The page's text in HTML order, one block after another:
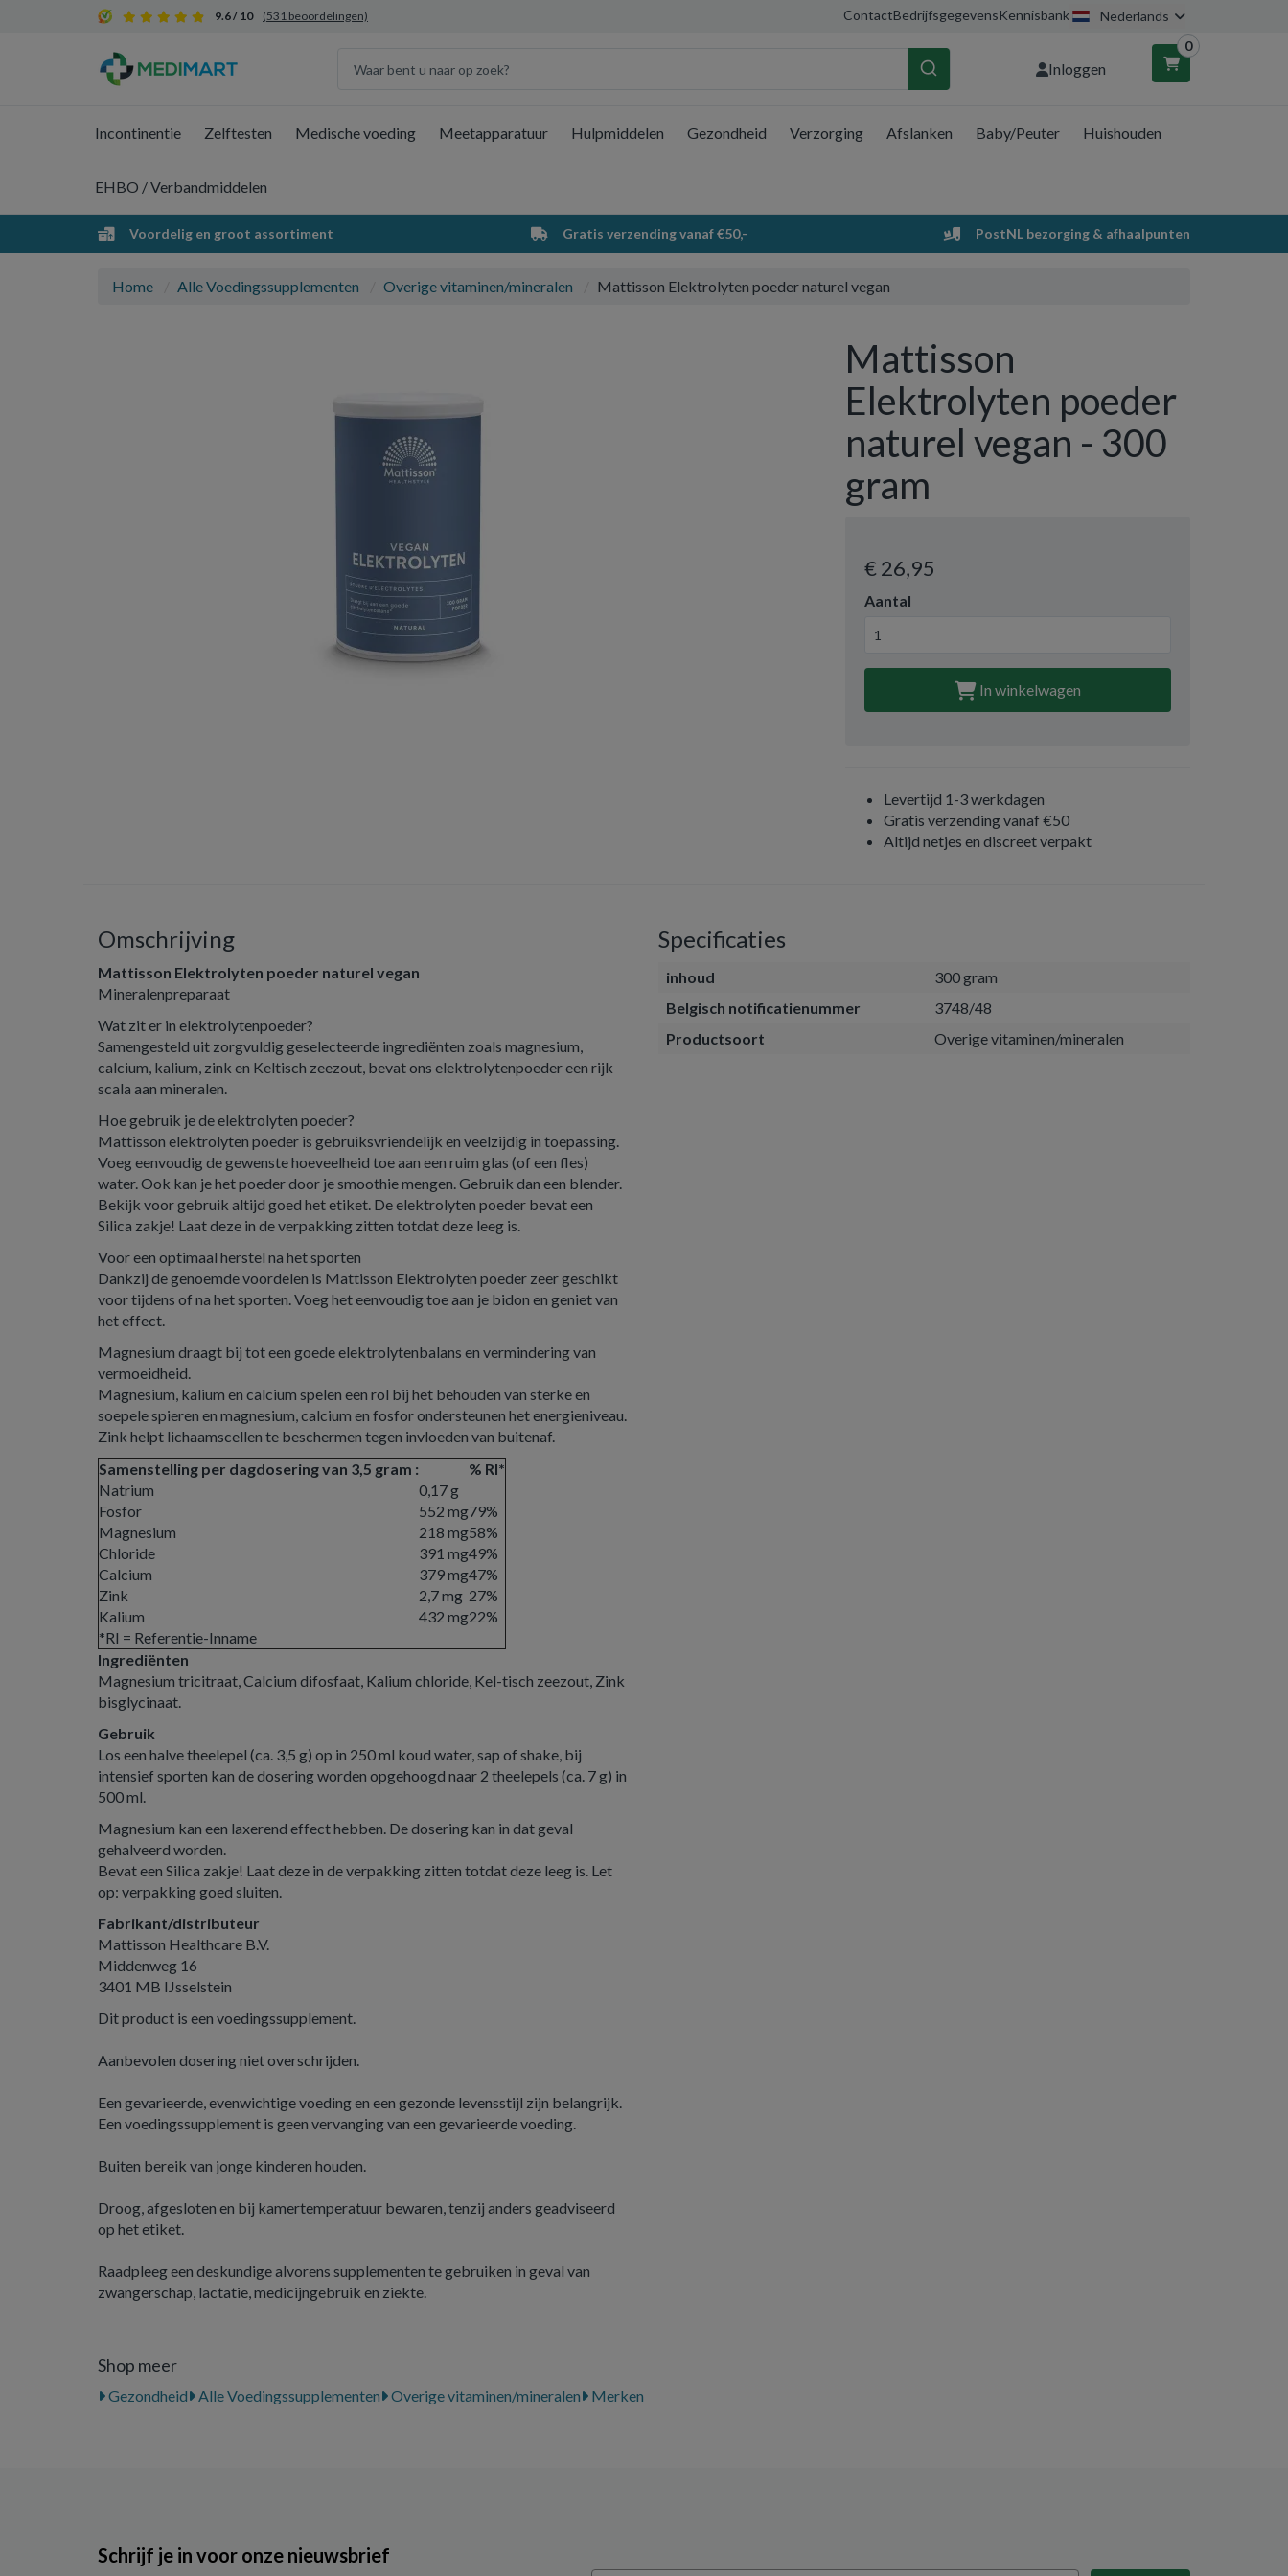
9.6 / 10 (531 beoordelingen) ContactBedrijfsgegevensKennisbank Nederlands
Inloggen
0
Winkelwagen
Uw winkelwagen is leeg.
Vul hem met producten.
Incontinentie Zelftesten Medische voeding Meetapparatuur Hulpmiddelen Gezondheid Verzorging Afslanken Baby/Peuter Huishouden
EHBO / Verbandmiddelen
Voordelig en groot assortiment Gratis verzending vanaf €50,- PostNL bezorging & afhaalpunten
Home Alle Voedingssupplementen Overige vitaminen/mineralen Mattisson Elektrolyten poeder naturel vegan
Mattisson
Elektrolyten poeder
naturel vegan - 300
gram
€ 26,95
Aantal
In winkelwagen
Levertijd 1-3 werkdagen
Gratis verzending vanaf €50
Altijd netjes en discreet verpakt
Omschrijving
Mattisson Elektrolyten poeder naturel vegan
Mineralenpreparaat
Wat zit er in elektrolytenpoeder?
Samengesteld uit zorgvuldig geselecteerde ingrediënten zoals magnesium,
calcium, kalium, zink en Keltisch zeezout, bevat ons elektrolytenpoeder een rijk
scala aan mineralen.
Hoe gebruik je de elektrolyten poeder?
Mattisson elektrolyten poeder is gebruiksvriendelijk en veelzijdig in toepassing.
Voeg eenvoudig de gewenste hoeveelheid toe aan een ruim glas (of een fles)
water. Ook kan je het poeder door je smoothie mengen. Gebruik dan een blender.
Bekijk voor gebruik altijd goed het etiket. De elektrolyten poeder bevat een
Silica zakje! Laat deze in de verpakking zitten totdat deze leeg is.
Voor een optimaal herstel na het sporten
Dankzij de genoemde voordelen is Mattisson Elektrolyten poeder zeer geschikt
voor tijdens of na het sporten. Voeg het eenvoudig toe aan je bidon en geniet van
het effect.
Magnesium draagt bij tot een goede elektrolytenbalans en vermindering van
vermoeidheid.
Magnesium, kalium en calcium spelen een rol bij het behouden van sterke en
soepele spieren en magnesium, calcium en fosfor ondersteunen het energieniveau.
Zink helpt lichaamscellen te beschermen tegen invloeden van buitenaf.
Samenstelling per dagdosering van 3,5 gram :
% RI*
Natrium
0,17 g
Fosfor
552 mg79%
Magnesium
218 mg58%
Chloride
391 mg49%
Calcium
379 mg47%
Zink
2,7 mg 27%
Kalium
432 mg22%
*RI = Referentie-Inname
Ingrediënten
Magnesium tricitraat, Calcium difosfaat, Kalium chloride, Kel-tisch zeezout, Zink
bisglycinaat.
Gebruik
Los een halve theelepel (ca. 3,5 g) op in 250 ml koud water, sap of shake, bij
intensief sporten kan de dosering worden opgehoogd naar 2 theelepels (ca. 7 g) in
500 ml.
Magnesium kan een laxerend effect hebben. De dosering kan in dat geval
gehalveerd worden.
Bevat een Silica zakje! Laat deze in de verpakking zitten totdat deze leeg is. Let
op: verpakking goed sluiten.
Fabrikant/distributeur
Mattisson Healthcare B.V.
Middenweg 16
3401 MB IJsselstein
Dit product is een voedingssupplement.
Aanbevolen dosering niet overschrijden.
Een gevarieerde, evenwichtige voeding en een gezonde levensstijl zijn belangrijk.
Een voedingssupplement is geen vervanging van een gevarieerde voeding.
Buiten bereik van jonge kinderen houden.
Droog, afgesloten en bij kamertemperatuur bewaren, tenzij anders geadviseerd
op het etiket.
Raadpleeg een deskundige alvorens supplementen te gebruiken in geval van
zwangerschap, lactatie, medicijngebruik en ziekte.
Specificaties
inhoud
300 gram
Belgisch notificatienummer
3748/48
Productsoort
Overige vitaminen/mineralen
Shop meer
Gezondheid Alle Voedingssupplementen Overige vitaminen/mineralen Merken
Schrijf je in voor onze nieuwsbrief